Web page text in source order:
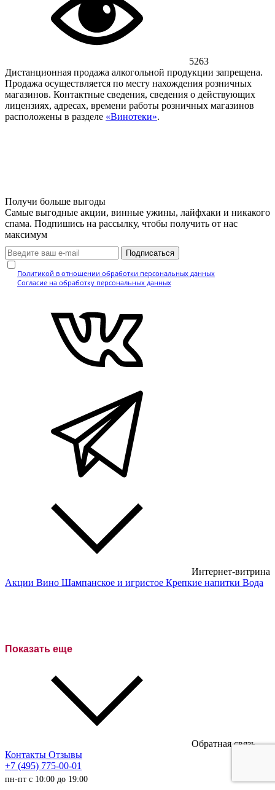
5263
Дистанционная продажа алкогольной продукции запрещена.
Продажа осуществляется по месту нахождения розничных
магазинов. Контактные сведения, сведения о действующих
лицензиях, адресах, времени работы розничных магазинов
расположены в разделе «Винотеки».
Получи больше выгоды
Самые выгодные акции, винные ужины, лайфхаки и никакого
спама. Подпишись на рассылку, чтобы получить от нас
максимум
Подписаться
Политикой в отношении обработки персональных данных
Согласие на обработку персональных данных
Интернет-витрина
Акции Вино Шампанское и игристое Крепкие напитки Вода
Полусухие вина
Полусладкие вина
Итальянские вина
Испанские вина
Показать еще
Обратная связь
Контакты Отзывы
+7 (495) 775-00-01
пн-пт с 10:00 до 19:00